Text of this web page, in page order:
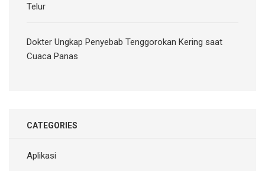
Telur
Dokter Ungkap Penyebab Tenggorokan Kering saat
Cuaca Panas
CATEGORIES
Aplikasi